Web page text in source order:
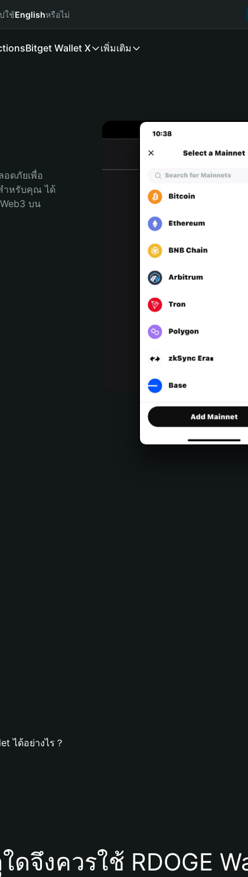
ใช้Englishหรือไม่
Bitget Wallet X เพิ่มเติม
อดภัยเพื่อ
ำหรับคุณ ได้
บน
ได้อย่างไร？
ดจึงควรใช้ RDOGE